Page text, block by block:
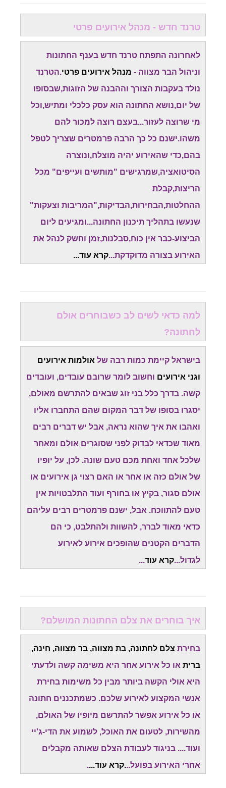
טרנד חדש - מנהל אירועים פרטי
לאחרונה התפתח טרנד חדש בענף החתונות
וניהול הבר מצווה - מנהל אירועים פרטי.הטרנד
נולד בעקבות הצורך וההבנה של הזוגות,שבסופו
של יום,נושא החתונה הוא עסק כלכלי ומתיש,וכל
מי שרוצה לעזור...בעצם רוצה למכור להם
משהו.ישנם כל כך הרבה פרמטרים שצריך לטפל
בהם,כדי שהאירוע יהיה מוצלח,ונוצרה
הסיטואציה,שמרגישים "מותשים ועייפים" מכל
הריצות,קבלת
ההחלטות,הבחירות,הבדיקות,"המריבות וצעקות"
שנעשו בתהליך תיכנון החתונה...ומגיעים ליום
הביצוע-כבר אין כוח,סבלנות,זמן וחשק לנהל את
האירוע בצורה מדוקדקת...קרא עוד...
למה כדאי לשים לב כשבוחרים אולם
לחתונה?
בישראל קיימת כמות רבה של אולמות אירועים
וגני אירועים וחשוב לומר שרובם עובדים, ועובדים
קשה. בדרך כלל בני זוג שבאים להתרשם מאולם,
יסגרו בסופו של דבר המקום שהם התחברו אליו
ואהבו את איך שהוא נראה, אבל יש דברים רבים
מאוד שכדאי לבדוק לפני שסוגרים אולם ומאחר
שלכל אחד ואחת מכם טעם שונה. לכן, על יופיו
של אולם כזה או אחר או האם רצוי גן אירועים או
אולם סגור, בקיץ או בחורף ועוד התלבטויות אין
טעם להתווכח. אבל, ישנם פרמטרים רבים עליהם
כדאי מאוד לברר, להשוות ולהתלבט, כי הם
הדברים הקטנים שהופכים אירוע לאירוע
לגדול...קרא עוד...
איך בוחרים את צלם החתונות המושלם?
בחירת צלם לחתונה, בת מצווה, בר מצווה, חינה,
ברית או כל אירוע אחר היא משימה קשה ולדעתי
היא אולי הקשה ביותר מבין כל משימות בחירת
אנשי המקצוע לאירוע שלכם. כשמתכננים חתונה
או כל אירוע אפשר להתרשם מיופיו של האולם,
מהשירות, לטעום את האוכל, לשמוע את הדי-ג'יי
ועוד.... בניגוד לעבודת הצלם שאותה מקבלים
אחרי האירוע בפועל...קרא עוד...
.